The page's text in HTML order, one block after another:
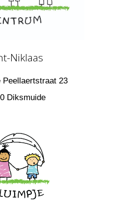
Niklaas
Peellaertstraat 23
Diksmuide